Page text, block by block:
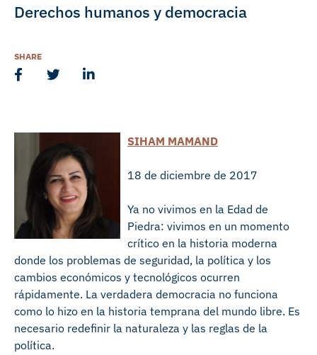
SIHAM MAMAND
18 de diciembre de 2017
Ya no vivimos en la Edad de
Piedra: vivimos en un momento
crítico en la historia moderna
donde los problemas de seguridad, la política y los
cambios económicos y tecnológicos ocurren
rápidamente. La verdadera democracia no funciona
como lo hizo en la historia temprana del mundo libre. Es
necesario redefinir la naturaleza y las reglas de la
política.
Derechos humanos y democracia
SHARE